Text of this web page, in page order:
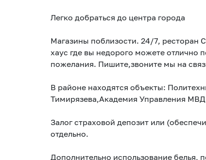
Легко добраться до центра города
Магазины поблизости. 24/7, ресторан
хаус где вы недорого можете отлично
пожелания. Пишите,звоните мы на
В районе находятся объекты:
Тимирязева,Академия Управления
Залог страховой депозит или
отдельно.
Дополнительно использование белья,